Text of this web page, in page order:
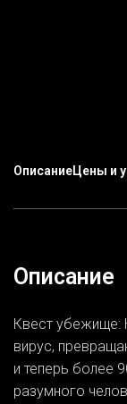
ОписаниеЦены и
Описание
Квест убежище:
вирус,
и теперь более
разумного